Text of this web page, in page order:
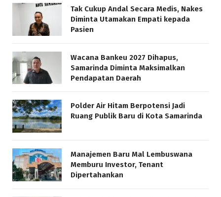
Tak Cukup Andal Secara Medis, Nakes
Diminta Utamakan Empati kepada
Pasien
Wacana Bankeu 2027 Dihapus,
Samarinda Diminta Maksimalkan
Pendapatan Daerah
Polder Air Hitam Berpotensi Jadi
Ruang Publik Baru di Kota Samarinda
Manajemen Baru Mal Lembuswana
Memburu Investor, Tenant
Dipertahankan